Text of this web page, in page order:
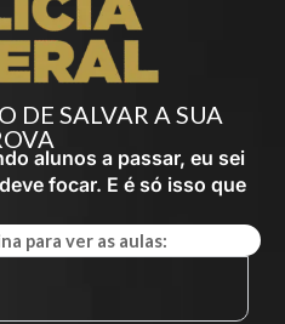
DE SALVAR A SUA
alunos a passar, eu sei
focar. E é só isso que
para ver as aulas: